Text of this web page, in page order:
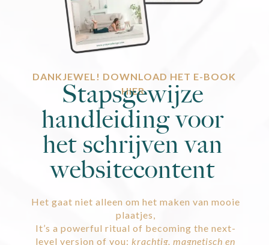
DANKJEWEL! DOWNLOAD HET E-BOOK
HIER.
Stapsgewijze
handleiding voor
het schrijven van
websitecontent
Het gaat niet alleen om het maken van mooie
plaatjes,
It’s a powerful ritual of becoming the next-
level version of you:krachtig, magnetisch en